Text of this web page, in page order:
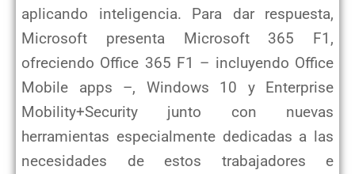
aplicando inteligencia. Para dar respuesta,
Microsoft presenta Microsoft 365 F1,
ofreciendo Office 365 F1 – incluyendo Office
Mobile apps –, Windows 10 y Enterprise
Mobility+Security junto con nuevas
herramientas especialmente dedicadas a las
necesidades de estos trabajadores e